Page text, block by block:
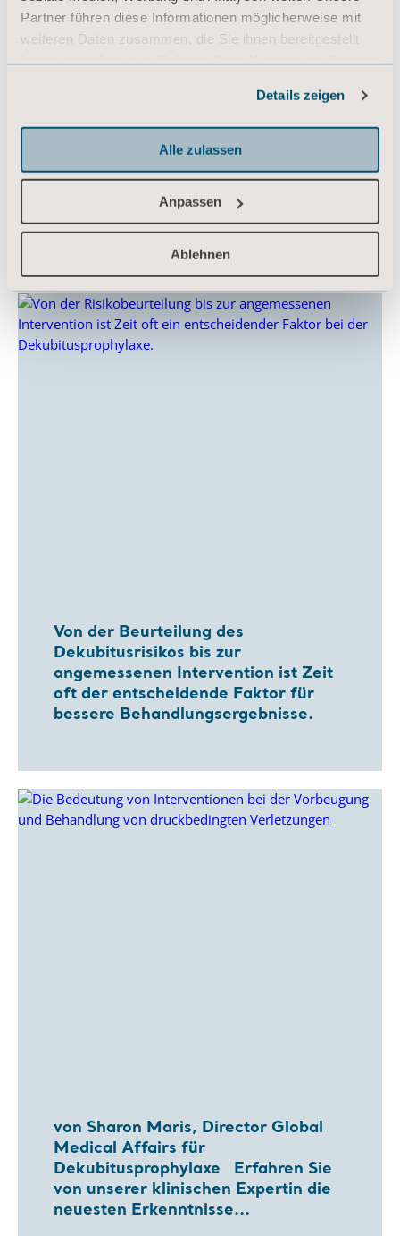
Partner führen diese Informationen möglicherweise mit
weiteren Daten zusammen, die Sie ihnen bereitgestellt
Details zeigen
Alle zulassen
Anpassen
Ablehnen
stellt eine bewährte Intervention bei
ARDS dar. Nicht nur die
Oxygenierung lässt sich so
erwiesenermaßen verbessern...
Von der Beurteilung des
Dekubitusrisikos bis zur
angemessenen Intervention ist Zeit
oft der entscheidende Faktor für
bessere Behandlungsergebnisse.
von Sharon Maris, Director Global
Medical Affairs für
Dekubitusprophylaxe Erfahren Sie
von unserer klinischen Expertin die
neuesten Erkenntnisse...